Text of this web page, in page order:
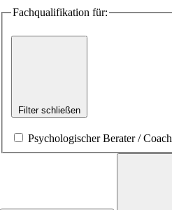
Fachqualifikation für:
Filter schließen
Psychologischer Berater / Coach